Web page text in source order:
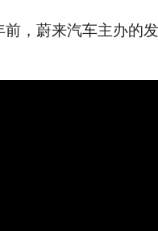
，蔚来汽车主办的